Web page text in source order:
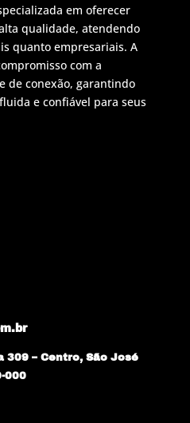
em oferecer
qualidade, atendendo
quanto empresariais. A
com a
de conexão, garantindo
e confiável para seus
309 – Centro, São José
000